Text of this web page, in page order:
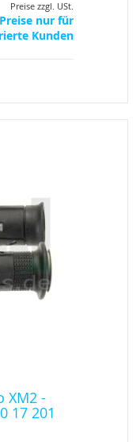
Preise zzgl. USt.
Preise nur für
Kunden
XM2 -
17 201